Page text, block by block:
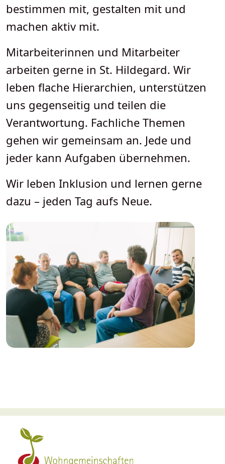
bestimmen mit, gestalten mit und
machen aktiv mit.
Mitarbeiterinnen und Mitarbeiter
arbeiten gerne in St. Hildegard. Wir
leben flache Hierarchien, unterstützen
uns gegenseitig und teilen die
Verantwortung. Fachliche Themen
gehen wir gemeinsam an. Jede und
jeder kann Aufgaben übernehmen.
Wir leben Inklusion und lernen gerne
dazu – jeden Tag aufs Neue.